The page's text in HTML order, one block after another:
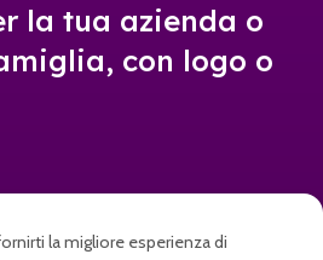
la tua azienda o
con logo o
la migliore esperienza di